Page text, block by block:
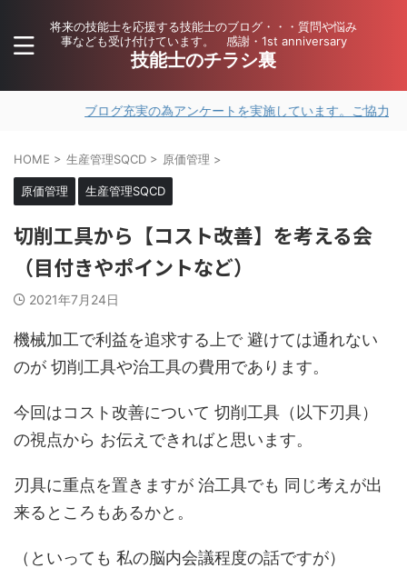
将来の技能士を応援する技能士のブログ・・・質問や悩み
事なども受け付けています。 感謝・1st anniversary
技能士のチラシ裏
ブログ充実の為アンケートを実施しています。ご協力いただけ
HOME > 生産管理SQCD > 原価管理 >
原価管理 生産管理SQCD
切削工具から【コスト改善】を考える会
（目付きやポイントなど）
2021年7月24日
機械加工で利益を追求する上で 避けては通れない
のが 切削工具や治工具の費用であります。
今回はコスト改善について 切削工具（以下刃具）
の視点から お伝えできればと思います。
刃具に重点を置きますが 治工具でも 同じ考えが出
来るところもあるかと。
（といっても 私の脳内会議程度の話ですが）